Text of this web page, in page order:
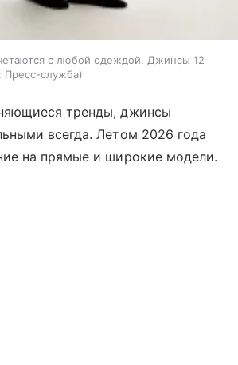
с любой одеждой. Джинсы 12
Пресс-служба
тренды, джинсы
всегда. Летом ​​2026 года
на прямые и широкие модели.